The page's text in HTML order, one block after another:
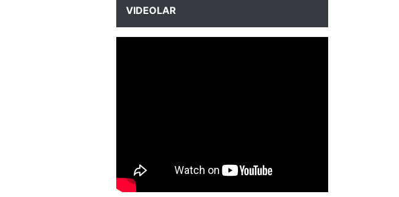
VIDEOLAR
NYXmag 2. Yaş Kutlama Etkinliği